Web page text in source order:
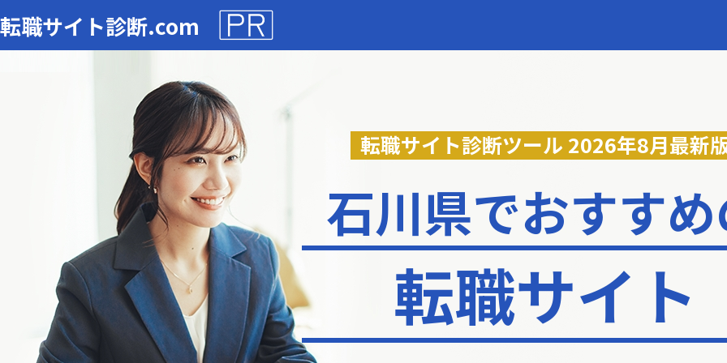
転職サイト診断.com
転職サイト診断ツール 2026年8月最新
石川県でおすす
転職サイト